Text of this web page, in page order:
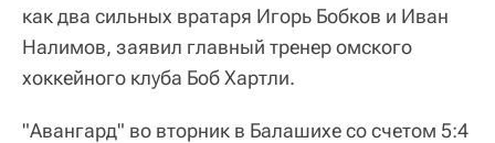
как два сильных вратаря Игорь Бобков и Иван
Налимов, заявил главный тренер омского
хоккейного клуба Боб Хартли.
"Авангард" во вторник в Балашихе со счетом 5:4